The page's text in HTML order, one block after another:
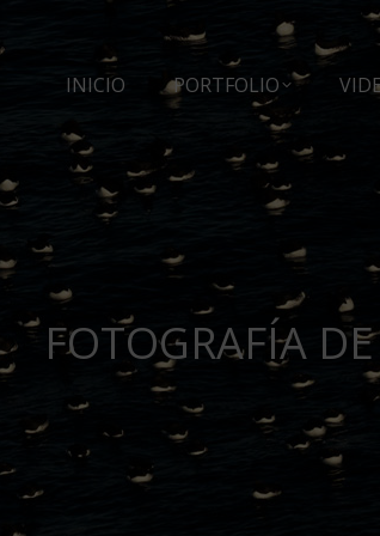
INICIO PORTFOLIO
FOTOGRAFÍA